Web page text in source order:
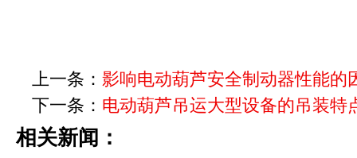
上一条： 影响电动葫芦安全制动器性能的
下一条： 电动葫芦吊运大型设备的吊装特
相关新闻：